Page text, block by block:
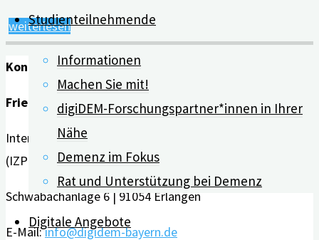
Studienteilnehmende
Informationen
Machen Sie mit!
digiDEM-Forschungspartner*innen in Ihrer
Nähe
Demenz im Fokus
Rat und Unterstützung bei Demenz
Digitale Angebote
weiterlesen"Alterssensible
Architektur
–
Planen
für
alle
Sinne"
Kontakt
Friedrich-Alexander-Universität Erlangen-Nürnberg
Interdisziplinäres Zentrum für HTA und Public Health
(IZPH)
Schwabachanlage 6 | 91054 Erlangen
E-Mail:info@digidem-bayern.de